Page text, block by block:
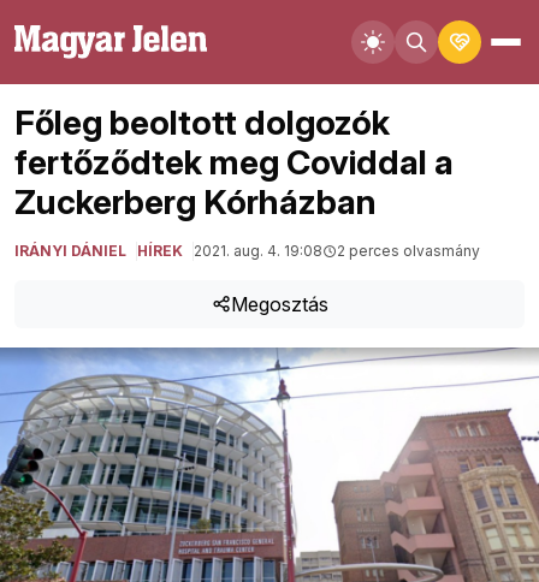
Főleg beoltott dolgozók
fertőződtek meg Coviddal a
Zuckerberg Kórházban
IRÁNYI DÁNIEL HÍREK 2021. aug. 4. 19:08 2 perces olvasmány
Megosztás